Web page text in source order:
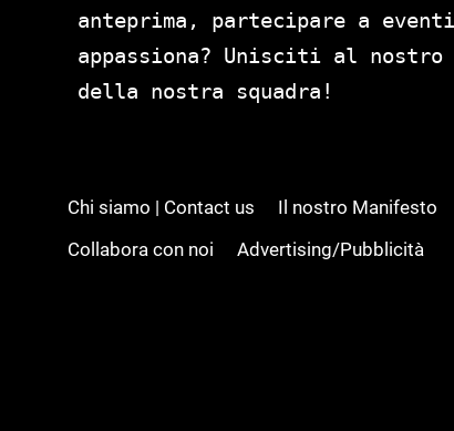
anteprima, partecipare a
appassiona? Unisciti al
della nostra squadra!
Chi siamo | Contact us Il nostro Manifesto
Collabora con noi
Advertising/Pubblicità